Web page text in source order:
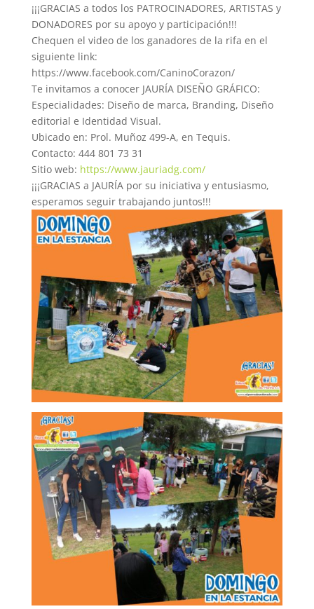
¡¡¡GRACIAS a todos los PATROCINADORES, ARTISTAS y
DONADORES por su apoyo y participación!!!
Chequen el video de los ganadores de la rifa en el
siguiente link:
https://www.facebook.com/CaninoCorazon/
Te invitamos a conocer JAURÍA DISEÑO GRÁFICO:
Especialidades: Diseño de marca, Branding, Diseño
editorial e Identidad Visual.
Ubicado en: Prol. Muñoz 499-A, en Tequis.
Contacto: 444 801 73 31
Sitio web: https://www.jauriadg.com/
¡¡¡GRACIAS a JAURÍA por su iniciativa y entusiasmo,
esperamos seguir trabajando juntos!!!